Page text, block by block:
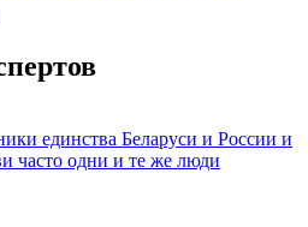
единства Беларуси и России и
часто одни и те же люди